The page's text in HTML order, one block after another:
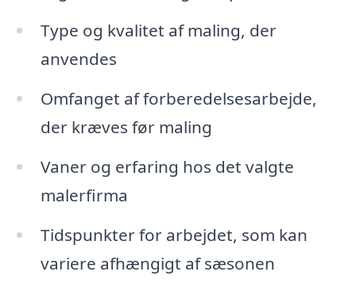
Type og kvalitet af maling, der
anvendes
Omfanget af forberedelsesarbejde,
der kræves før maling
Vaner og erfaring hos det valgte
malerfirma
Tidspunkter for arbejdet, som kan
variere afhængigt af sæsonen